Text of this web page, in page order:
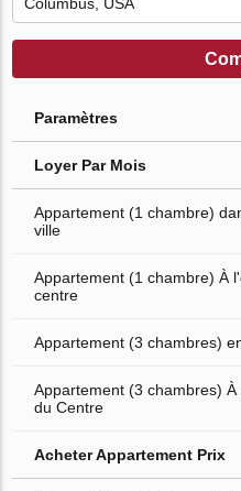
Paramètres
Loyer Par Mois
Appartement (1 chambre)
ville
Appartement (1 chambre) À
centre
Appartement (3 chambres)
Appartement (3 chambres)
du Centre
Acheter Appartement Prix